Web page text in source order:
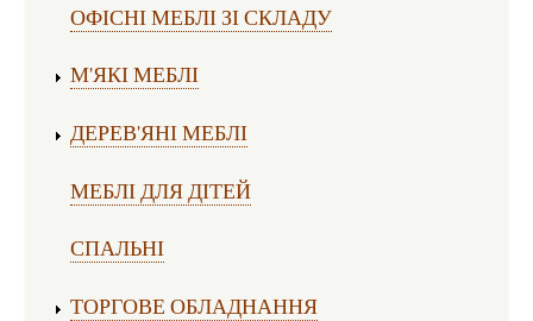
ОФІСНІ МЕБЛІ ЗІ СКЛАДУ
М'ЯКІ МЕБЛІ
ДЕРЕВ'ЯНІ МЕБЛІ
МЕБЛІ ДЛЯ ДІТЕЙ
СПАЛЬНІ
ТОРГОВЕ ОБЛАДНАННЯ